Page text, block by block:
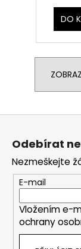
DO
Z
Odebírat
Nezmeškejte
E-mail
Vložením e-
ochrany